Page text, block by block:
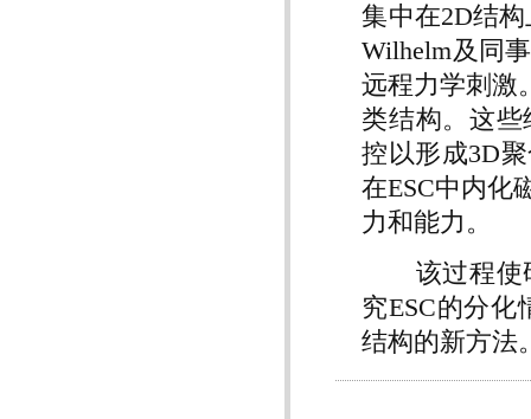
集中在2D结
Wilhelm及同
远程力学刺激
类结构。这
控以形成3D
在ESC中内化
力和能力。
该过程使研
究ESC的分
结构的新方法